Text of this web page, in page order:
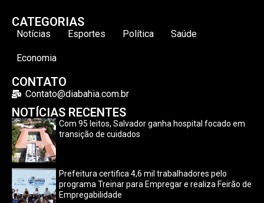
CATEGORIAS
Notícias Esportes Política Saúde
Economia
CONTATO
Contato@diabahia.com.br
NOTÍCIAS RECENTES
Com 95 leitos, Salvador ganha hospital focado em
transição de cuidados
Prefeitura certifica 4,6 mil trabalhadores pelo
programa Treinar para Empregar e realiza Feirão de
Empregabilidade